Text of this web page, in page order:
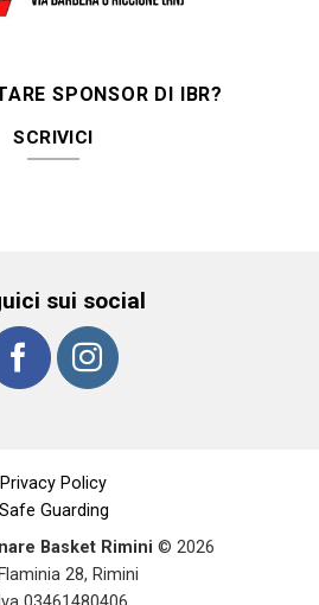
SPONSOR DI IBR?
SCRIVICI
sui social
Privacy Policy
Safe Guarding
Basket Rimini © 2026
28, Rimini